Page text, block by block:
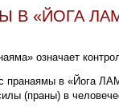
В «ЙОГА
означает
пранаямы в «Йога
(праны) в